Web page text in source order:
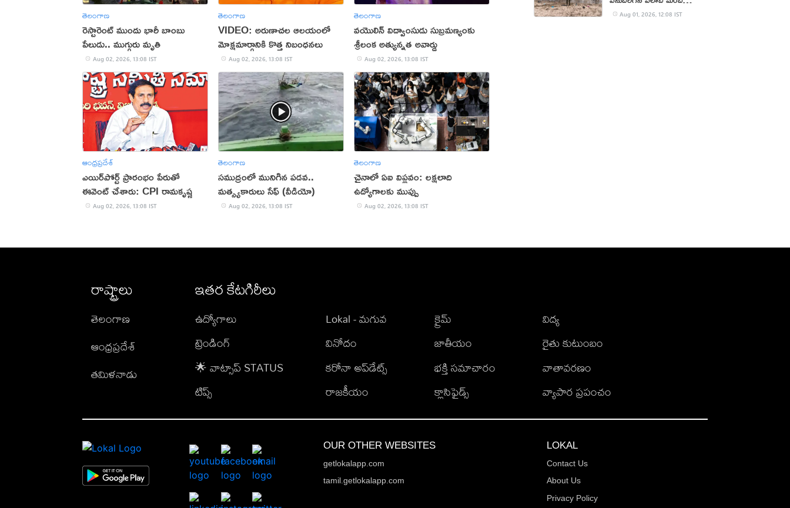
తెలంగాణ
రెస్టారెంట్ ముందు భారీ బాంబు
పేలుడు.. ముగ్గురు మృతి
Aug 02, 2026, 13:08 IST
తెలంగాణ
VIDEO: అరుణాచల ఆలయంలో
మోక్షమార్గానికి కొత్త నిబంధనలు
Aug 02, 2026, 13:08 IST
తెలంగాణ
వయొలిన్‌ విద్వాంసుడు సుబ్రమణ్యంకు
శ్రీలంక అత్యున్నత అవార్డు
Aug 02, 2026, 13:08 IST
ఆంధ్రప్రదేశ్
ఎయిర్‌పోర్ట్ ప్రారంభం పేరుతో
ఈవెంట్ చేశారు: CPI రామకృష్ణ
Aug 02, 2026, 13:08 IST
తెలంగాణ
సముద్రంలో మునిగిన పడవ..
మత్స్యకారులు సేఫ్ (వీడియో)
Aug 02, 2026, 13:08 IST
తెలంగాణ
చైనాలో ఏఐ విప్లవం: లక్షలాది
ఉద్యోగాలకు ముప్పు
Aug 02, 2026, 13:08 IST
వలసదారులు
Aug 01, 2026, 12:08 IST
రాష్ట్రాలు
తెలంగాణ
ఆంధ్రప్రదేశ్
తమిళనాడు
ఇతర కేటగిరీలు
ఉద్యోగాలు
ట్రెండింగ్
🌟 వాట్సాప్ STATUS
టిప్స్
Lokal - మగువ
వినోదం
కరోనా అప్‌డేట్స్
రాజకీయం
క్రైమ్
జాతీయం
భక్తి సమాచారం
క్లాసిఫైడ్స్
విద్య
రైతు కుటుంబం
వాతావరణం
వ్యాపార ప్రపంచం
OUR OTHER WEBSITES
getlokalapp.com
tamil.getlokalapp.com
LOKAL
Contact Us
About Us
Privacy Policy